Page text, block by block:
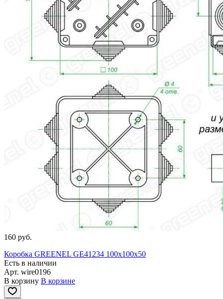
160 руб.
Коробка GREENEL GE41234 100x100x50
Есть в наличии
Арт. wire0196
В корзину В корзине